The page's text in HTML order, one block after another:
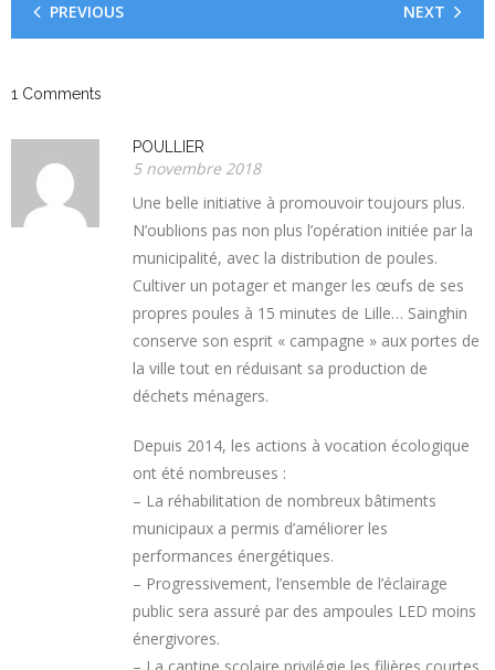
PREVIOUS NEXT
1 Comments
POULLIER
5 novembre 2018
Une belle initiative à promouvoir toujours plus.
N’oublions pas non plus l’opération initiée par la
municipalité, avec la distribution de poules.
Cultiver un potager et manger les œufs de ses
propres poules à 15 minutes de Lille… Sainghin
conserve son esprit « campagne » aux portes de
la ville tout en réduisant sa production de
déchets ménagers.
Depuis 2014, les actions à vocation écologique
ont été nombreuses :
– La réhabilitation de nombreux bâtiments
municipaux a permis d’améliorer les
performances énergétiques.
– Progressivement, l’ensemble de l’éclairage
public sera assuré par des ampoules LED moins
énergivores.